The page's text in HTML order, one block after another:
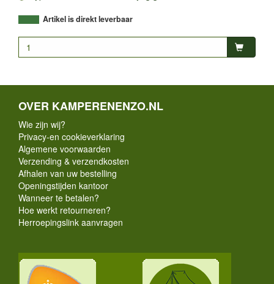
Artikel is direkt leverbaar
OVER KAMPERENENZO.NL
Wie zijn wij?
Privacy-en cookieverklaring
Algemene voorwaarden
Verzending & verzendkosten
Afhalen van uw bestelling
Openingstijden kantoor
Wanneer te betalen?
Hoe werkt retourneren?
Herroepingslink aanvragen